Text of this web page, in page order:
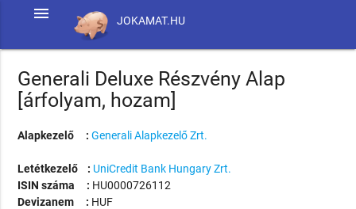
JOKAMAT.HU
menu
Generali Deluxe Részvény Alap
[árfolyam, hozam]
Alapkezelő : Generali Alapkezelő Zrt.
Letétkezelő : UniCredit Bank Hungary Zrt.
ISIN száma : HU0000726112
Devizanem : HUF